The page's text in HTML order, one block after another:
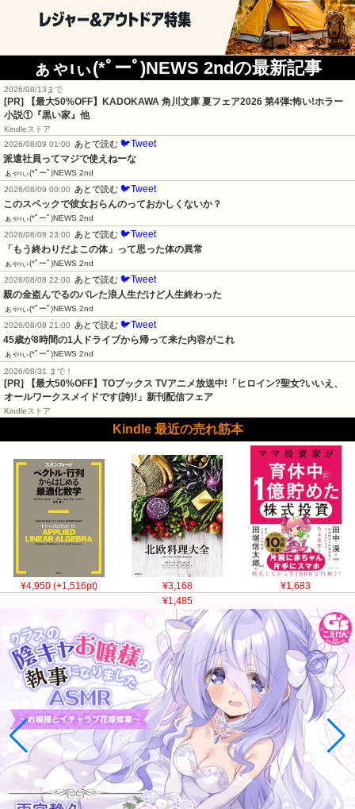
ぁゃιぃ(*ﾟーﾟ)NEWS 2ndの最新記事
2026/08/13まで
[PR] 【最大50%OFF】KADOKAWA 角川文庫 夏フェア2026 第4弾:怖い!ホラー
小説①『黒い家』他
Kindleストア
2026/08/09 01:00
あとで読む 🐦Tweet
派遣社員ってマジで使えねーな
ぁゃιぃ(*ﾟーﾟ)NEWS 2nd
2026/08/09 00:00
あとで読む 🐦Tweet
このスペックで彼女おらんのっておかしくないか？
ぁゃιぃ(*ﾟーﾟ)NEWS 2nd
2026/08/08 23:00
あとで読む 🐦Tweet
「もう終わりだよこの体」って思った体の異常
ぁゃιぃ(*ﾟーﾟ)NEWS 2nd
2026/08/08 22:00
あとで読む 🐦Tweet
親の金盗んでるのバレた浪人生だけど人生終わった
ぁゃιぃ(*ﾟーﾟ)NEWS 2nd
2026/08/08 21:00
あとで読む 🐦Tweet
45歳が8時間の1人ドライブから帰って来た内容がこれ
ぁゃιぃ(*ﾟーﾟ)NEWS 2nd
2026/08/31 まで！
[PR] 【最大50%OFF】TOブックス TVアニメ放送中!「ヒロイン?聖女?いいえ、
オールワークスメイドです(誇)!」新刊配信フェア
Kindleストア
Kindle 最近の売れ筋本
¥4,950 (+1,516pt) ¥3,168
¥1,683
¥1,485